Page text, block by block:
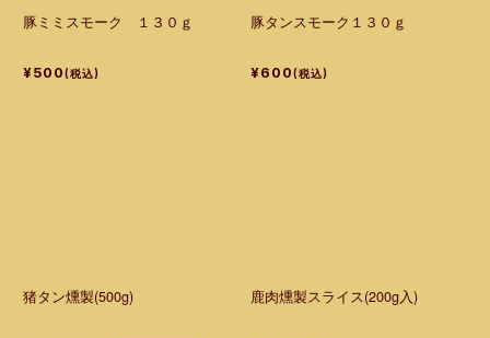
豚ミミスモーク １３０ｇ
¥500(税込)
豚タンスモーク１３０ｇ
¥600(税込)
猪タン燻製(500g) 鹿肉燻製スライス(200g入)